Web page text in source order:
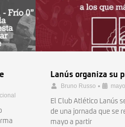
Lanús organiza su
Bruno Russo •
El Club Atlético Lanús
de una jornada que se
mayo a partir